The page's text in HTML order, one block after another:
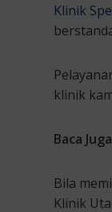
Klinik
klinik
Baca
Bila
Klinik